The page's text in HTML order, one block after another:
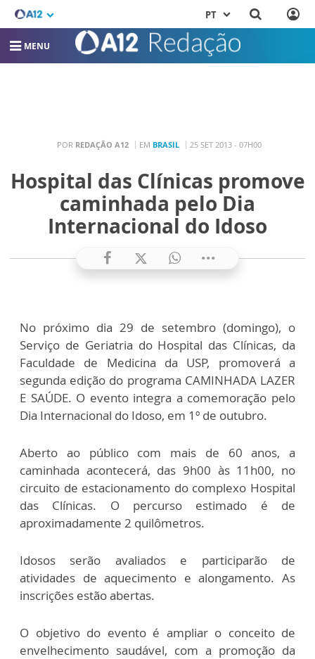
PT
MENU
POR REDAÇÃO A12 EM BRASIL 25 SET 2013 - 07H00
Hospital das Clínicas promove
caminhada pelo Dia
Internacional do Idoso
No próximo dia 29 de setembro (domingo), o
Serviço de Geriatria do Hospital das Clínicas, da
Faculdade de Medicina da USP, promoverá a
segunda edição do programa CAMINHADA LAZER
E SAÚDE. O evento integra a comemoração pelo
Dia Internacional do Idoso, em 1º de outubro.
Aberto ao público com mais de 60 anos, a
caminhada acontecerá, das 9h00 às 11h00, no
circuito de estacionamento do complexo Hospital
das Clínicas. O percurso estimado é de
aproximadamente 2 quilômetros.
Idosos serão avaliados e participarão de
atividades de aquecimento e alongamento. As
inscrições estão abertas.
O objetivo do evento é ampliar o conceito de
envelhecimento saudável, com a promoção da